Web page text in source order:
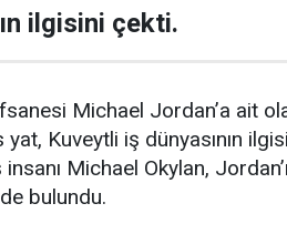
ilgisini çekti.
Michael Jordan’a ait
yat, Kuveytli iş dünyasının
Michael Okylan,
bulundu.